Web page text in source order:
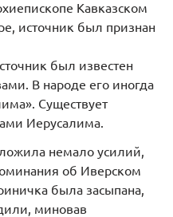
Кавказском
источник был признан
был известен
В народе его иногда
Существует
Иерусалима.
немало усилий,
об Иверском
была засыпана,
миновав